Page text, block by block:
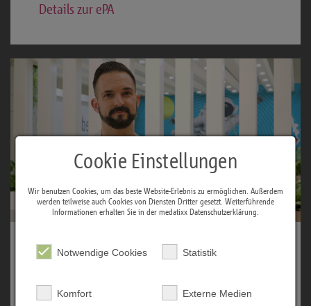
Details zur ePA
E-HEALTH
Wie kann KI Praxisteams im Alltag entlasten?
Cookie Einstellungen
Wir benutzen Cookies, um das beste Website-Erlebnis zu ermöglichen. Außerdem
werden teilweise auch Cookies von Diensten Dritter gesetzt. Weiterführende
Informationen erhalten Sie in der medatixx Datenschutzerklärung.
Notwendige Cookies Statistik
Komfort Externe Medien